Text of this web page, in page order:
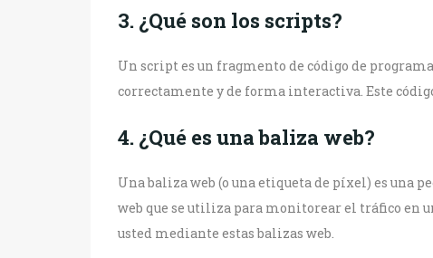
3. ¿Qué son los scripts?
Un script es un fragmento de código de
correctamente y de forma interactiva. Este
4. ¿Qué es una baliza web?
Una baliza web (o una etiqueta de píxel) es una
web que se utiliza para monitorear el tráfico en
usted mediante estas balizas web.